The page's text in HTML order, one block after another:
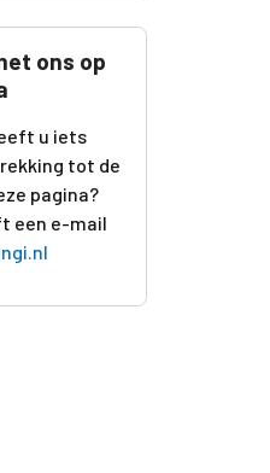
ons op
u iets
tot de
pagina?
een e-mail